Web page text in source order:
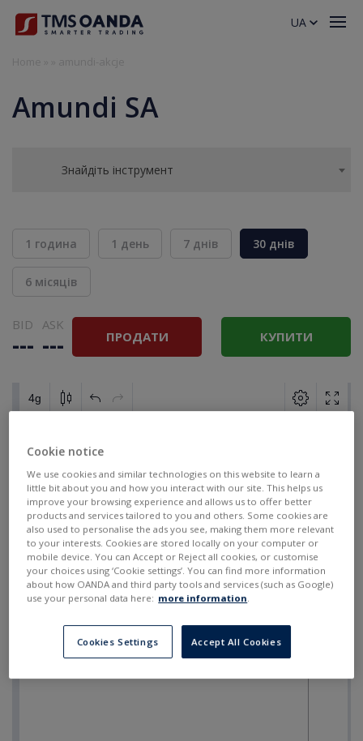
Amundi SA
Знайдіть інструмент
1 година 1 день 7 днів 30 днів
6 місяців
BID
---
ASK
--- ПРОДАТИ КУПИТИ
UA
Cookie notice
We use cookies and similar technologies on this website to learn a
little bit about you and how you interact with our site. This helps us
improve your browsing experience and allows us to offer better
products and services tailored to you and others. Some cookies are
also used to personalise the ads you see, making them more relevant
to your interests. Cookies are stored locally on your computer or
mobile device. You can Accept or Reject all cookies, or customise
your choices using ‘Cookie settings’. You can find more information
about how OANDA and third party tools and services (such as Google)
use your personal data here: more information.
Cookies Settings Accept All Cookies